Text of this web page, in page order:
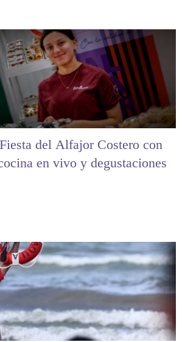
en vivo y degustaciones